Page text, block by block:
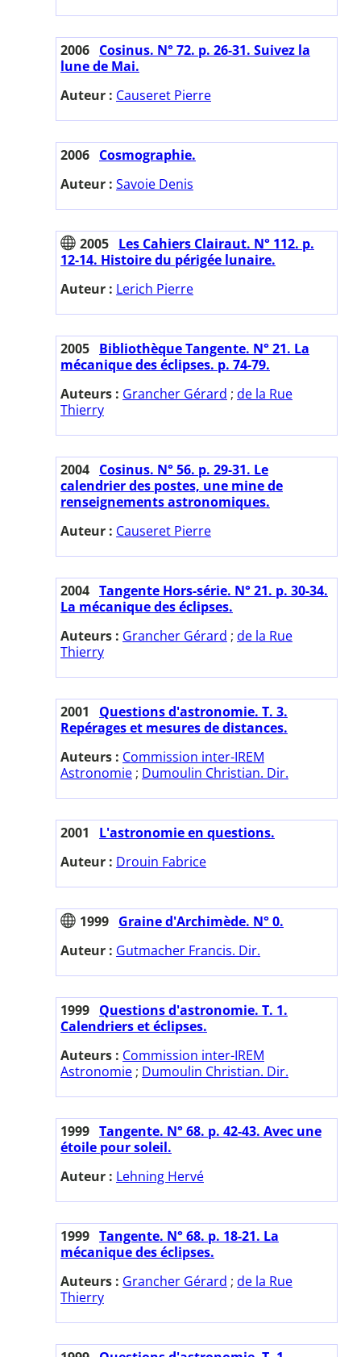
2006 Cosinus. N° 72. p. 26-31. Suivez la
lune de Mai.
Auteur : Causeret Pierre
2006 Cosmographie.
Auteur : Savoie Denis
2005 Les Cahiers Clairaut. N° 112. p.
12-14. Histoire du périgée lunaire.
Auteur : Lerich Pierre
2005 Bibliothèque Tangente. N° 21. La
mécanique des éclipses. p. 74-79.
Auteurs : Grancher Gérard ; de la Rue
Thierry
2004 Cosinus. N° 56. p. 29-31. Le
calendrier des postes, une mine de
renseignements astronomiques.
Auteur : Causeret Pierre
2004 Tangente Hors-série. N° 21. p. 30-34.
La mécanique des éclipses.
Auteurs : Grancher Gérard ; de la Rue
Thierry
2001
Questions d'astronomie. T. 3.
Repérages et mesures de distances.
Auteurs : Commission inter-IREM
Astronomie ; Dumoulin Christian. Dir.
2001
L'astronomie en questions.
Auteur : Drouin Fabrice
1999 Graine d'Archimède. N° 0.
Auteur : Gutmacher Francis. Dir.
1999 Questions d'astronomie. T. 1.
Calendriers et éclipses.
Auteurs : Commission inter-IREM
Astronomie ; Dumoulin Christian. Dir.
1999 Tangente. N° 68. p. 42-43. Avec une
étoile pour soleil.
Auteur : Lehning Hervé
1999 Tangente. N° 68. p. 18-21. La
mécanique des éclipses.
Auteurs : Grancher Gérard ; de la Rue
Thierry